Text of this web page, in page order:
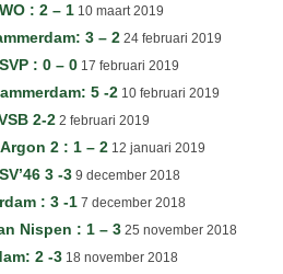
: 2 – 1 10 maart 2019
3 – 2 24 februari 2019
: 0 – 0 17 februari 2019
5 -2 10 februari 2019
2-2 2 februari 2019
2 : 1 – 2 12 januari 2019
3 -3 9 december 2018
: 3 -1 7 december 2018
Nispen : 1 – 3 25 november 2018
2 -3 18 november 2018